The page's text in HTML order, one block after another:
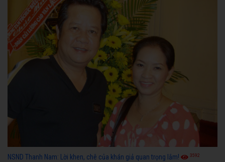
NSND Thanh Nam: Lời khen, chê của khán giả quan trọng lắm! 3592